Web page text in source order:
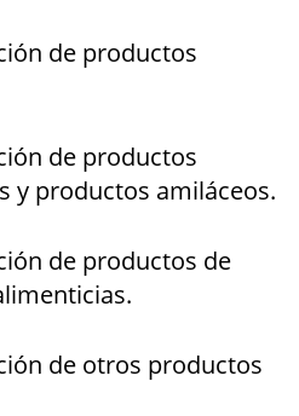
de productos
de productos
y productos amiláceos.
de productos de
de otros productos